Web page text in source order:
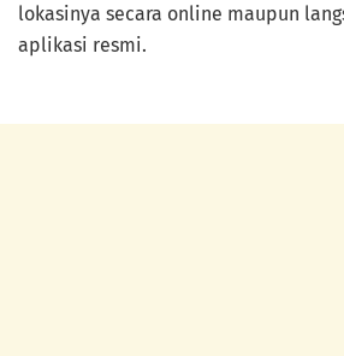
lokasinya secara online maupun
aplikasi resmi.